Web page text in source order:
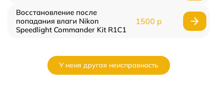
Восстановление после
попадания влаги Nikon
Speedlight Commander Kit R1C1
1500 р
У меня другая неисправность